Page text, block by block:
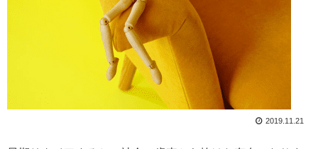
2019.11.21